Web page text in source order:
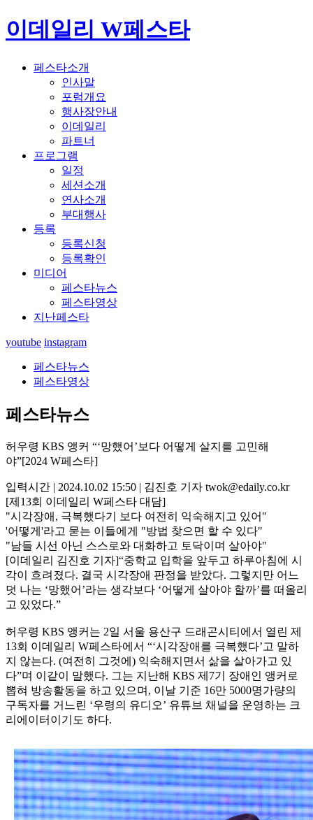
이데일리 W페스타
페스타소개
인사말
포럼개요
행사장안내
이데일리
파트너
프로그램
일정
세션소개
연사소개
부대행사
등록
등록신청
등록확인
미디어
페스타뉴스
페스타영상
지난페스타
youtube instagram
페스타뉴스
페스타영상
페스타뉴스
허우령 KBS 앵커 “‘망했어’보다 어떻게 살지를 고민해
야”[2024 W페스타]
입력시간 | 2024.10.02 15:50 | 김진호 기자 twok@edaily.co.kr
[제13회 이데일리 W페스타 대담]
"시각장애, 극복했다기 보다 여전히 익숙해지고 있어"
'어떻게'라고 묻는 이들에게 "방법 찾으면 할 수 있다"
"남들 시선 아닌 스스로와 대화하고 토닥이며 살아야"
[이데일리 김진호 기자]“중학교 입학을 앞두고 하루아침에 시
각이 흐려졌다. 결국 시각장애 판정을 받았다. 그렇지만 어느
덧 나는 ‘망했어’라는 생각보다 ‘어떻게 살아야 할까’를 떠올리
고 있었다.”
허우령 KBS 앵커는 2일 서울 용산구 드래곤시티에서 열린 제
13회 이데일리 W페스타에서 “‘시각장애를 극복했다’고 말하
지 않는다. (여전히 그것에) 익숙해지면서 삶을 살아가고 있
다”며 이같이 말했다. 그는 지난해 KBS 제7기 장애인 앵커로
뽑혀 방송활동을 하고 있으며, 이날 기준 16만 5000명가량의
구독자를 거느린 ‘우령의 유디오’ 유튜브 채널을 운영하는 크
리에이터이기도 하다.